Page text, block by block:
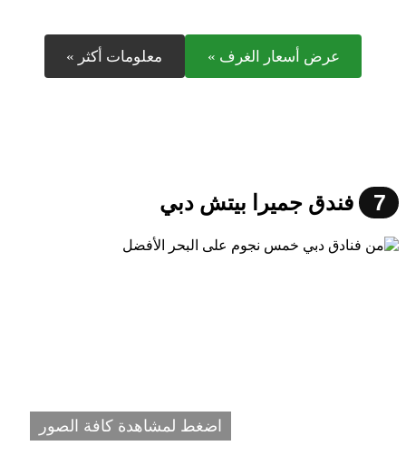
عرض أسعار الغرف » معلومات أكثر »
7 فندق جميرا بيتش دبي
اضغط لمشاهدة كافة الصور